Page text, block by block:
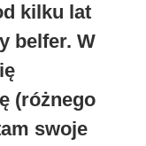
kilku lat
belfer. W
(różnego
swoje